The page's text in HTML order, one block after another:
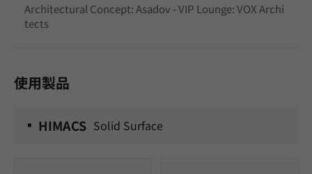
Architectural Concept: Asadov - VIP Lounge: VOX Archi
tects
使用製品
HIMACS Solid Surface